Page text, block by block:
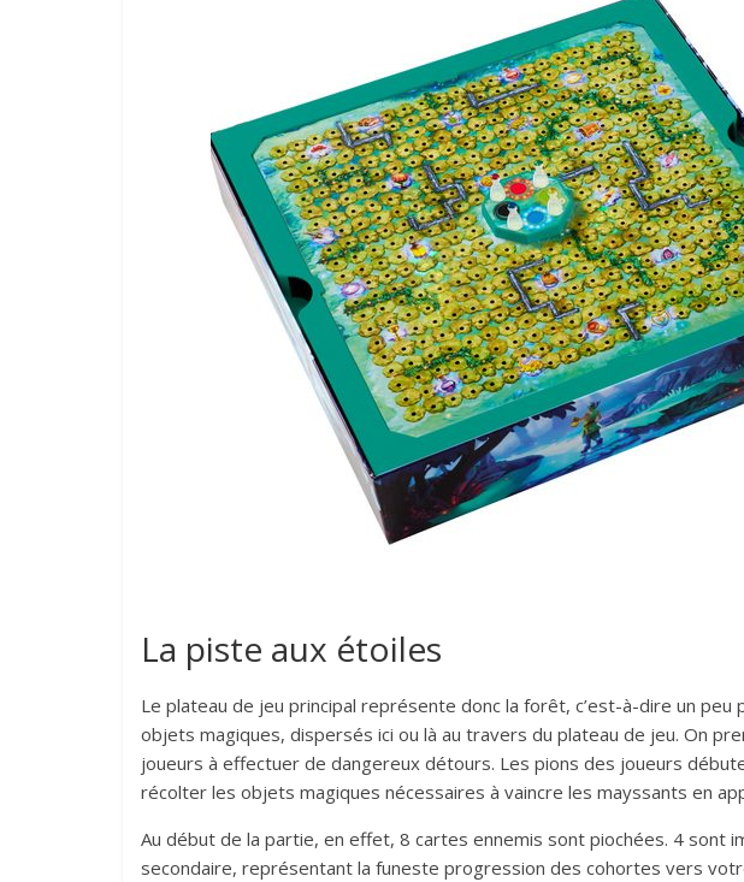
La piste aux étoiles
Le plateau de jeu principal représente donc la forêt, c’est-à-dire un
objets magiques, dispersés ici ou là au travers du plateau de jeu. On
joueurs à effectuer de dangereux détours. Les pions des joueurs
récolter les objets magiques nécessaires à vaincre les mayssants en
Au début de la partie, en effet, 8 cartes ennemis sont piochées. 4 sont
secondaire, représentant la funeste progression des cohortes vers